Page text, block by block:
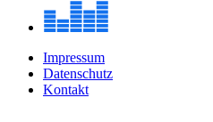
Impressum
Datenschutz
Kontakt